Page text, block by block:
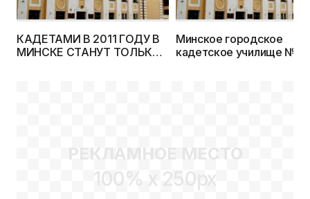
КАДЕТАМИ В 2011 ГОДУ В
МИНСКЕ СТАНУТ ТОЛЬКО
Минское городское
кадетское училище № 1
РЕКЛАМНОЕ МЕСТО
100% x 250px